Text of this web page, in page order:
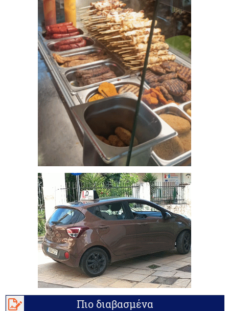
Πιο διαβασμένα